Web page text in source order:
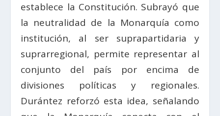
establece la Constitución. Subrayó que
la neutralidad de la Monarquía como
institución, al ser suprapartidaria y
suprarregional, permite representar al
conjunto del país por encima de
divisiones políticas y regionales.
Durántez reforzó esta idea, señalando